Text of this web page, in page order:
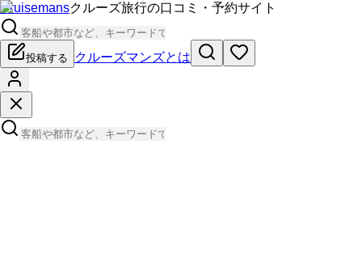
Cruisemansクルーズ旅行の口コミ・予約サイト
投稿する クルーズマンズとは